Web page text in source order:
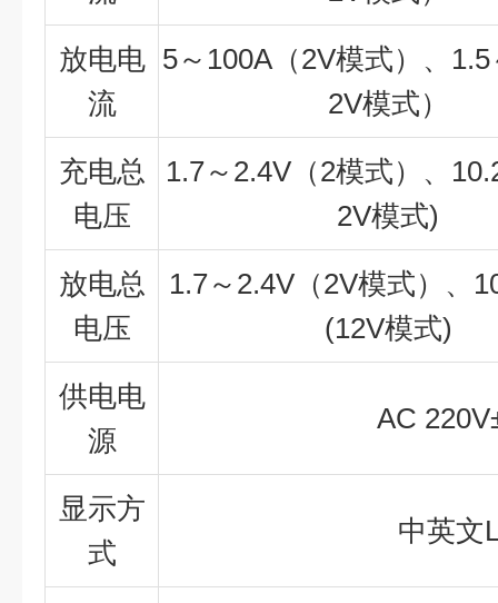
放电电
流
5～100A（2V模式）、
2V模式）
充电总
电压
1.7～2.4V（2模式）、
2V模式)
放电总
电压
1.7～2.4V（2V模式）、
(12V模式)
供电电
源
AC
显示方
式
中英文